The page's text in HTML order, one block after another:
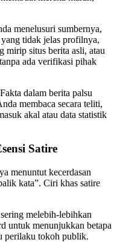
menelusuri sumbernya,
tidak jelas profilnya,
mirip situs berita asli, atau
ada verifikasi pihak
Fakta dalam berita palsu
membaca secara teliti,
akal atau data statistik
Satire
menuntut kecerdasan
kata”. Ciri khas satire
melebih-lebihkan
untuk menunjukkan betapa
perilaku tokoh publik.